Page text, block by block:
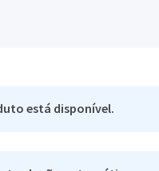
está disponível.